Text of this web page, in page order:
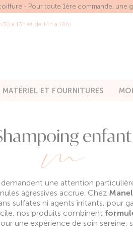
- Pour toute 1ère commande, une
à 13h et de 14h à 18h)
MATÉRIEL ET FOURNITURES
enfant
une attention
agressives accrue. Chez
sulfates ni agents irritants, pour
nos produits combinent
une expérience de soin sereine,